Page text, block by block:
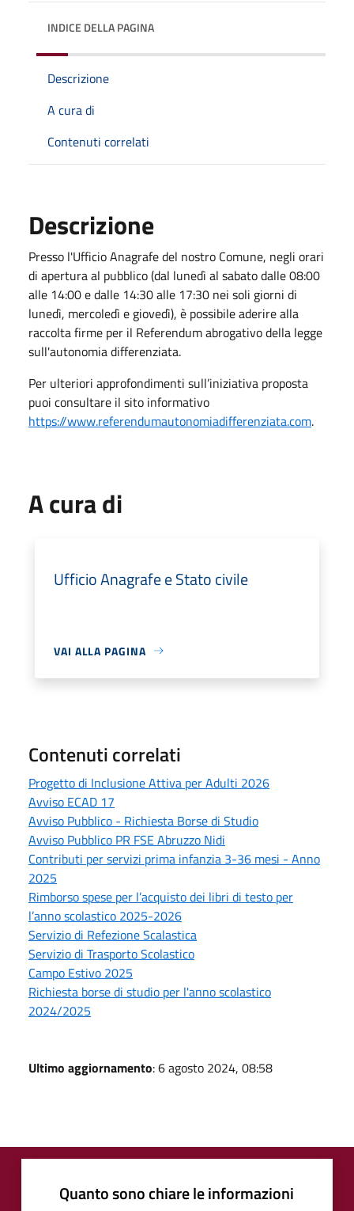
INDICE DELLA PAGINA
Descrizione
A cura di
Contenuti correlati
Descrizione
Presso l'Ufficio Anagrafe del nostro Comune, negli orari
di apertura al pubblico (dal lunedì al sabato dalle 08:00
alle 14:00 e dalle 14:30 alle 17:30 nei soli giorni di
lunedì, mercoledì e giovedì), è possibile aderire alla
raccolta firme per il Referendum abrogativo della legge
sull'autonomia differenziata.
Per ulteriori approfondimenti sull’iniziativa proposta
puoi consultare il sito informativo
https://www.referendumautonomiadifferenziata.com.
A cura di
Ufficio Anagrafe e Stato civile
VAI ALLA PAGINA
Contenuti correlati
Progetto di Inclusione Attiva per Adulti 2026
Avviso ECAD 17
Avviso Pubblico - Richiesta Borse di Studio
Avviso Pubblico PR FSE Abruzzo Nidi
Contributi per servizi prima infanzia 3-36 mesi - Anno
2025
Rimborso spese per l’acquisto dei libri di testo per
l’anno scolastico 2025-2026
Servizio di Refezione Scalastica
Servizio di Trasporto Scolastico
Campo Estivo 2025
Richiesta borse di studio per l'anno scolastico
2024/2025
Ultimo aggiornamento: 6 agosto 2024, 08:58
Quanto sono chiare le informazioni